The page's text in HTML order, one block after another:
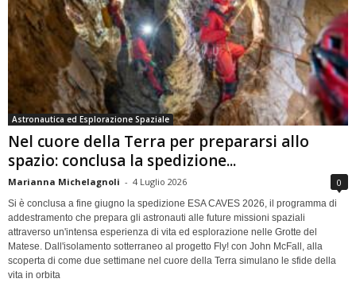
Astronautica ed Esplorazione Spaziale
Nel cuore della Terra per prepararsi allo
spazio: conclusa la spedizione...
Marianna Michelagnoli - 4 Luglio 2026 0
Si è conclusa a fine giugno la spedizione ESA CAVES 2026, il programma di
addestramento che prepara gli astronauti alle future missioni spaziali
attraverso un'intensa esperienza di vita ed esplorazione nelle Grotte del
Matese. Dall'isolamento sotterraneo al progetto Fly! con John McFall, alla
scoperta di come due settimane nel cuore della Terra simulano le sfide della
vita in orbita